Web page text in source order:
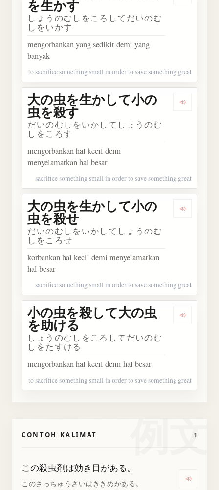
を生かす
しょうのむしをころしてだいのむ
しをいかす
mengorbankan yang sedikit demi yang
banyak
to sacrifice something small in order to save something great
大の虫を生かして小の
虫を殺す
だいのむしをいかしてしょうのむ
しをころす
mengorbankan hal kecil demi
menyelamatkan hal besar
sacrifice something small in order to save something great
大の虫を生かして小の
虫を殺せ
だいのむしをいかしてしょうのむ
しをころせ
korbankan hal kecil demi menyelamatkan
hal besar
sacrifice something small in order to save something great
小の虫を殺して大の虫
を助ける
しょうのむしをころしてだいのむ
しをたすける
mengorbankan hal kecil demi hal besar
to sacrifice something small in order to save something great
例文
CONTOH KALIMAT 1
この殺虫剤は効き目がある。
このさっちゅうざいはききめがある。